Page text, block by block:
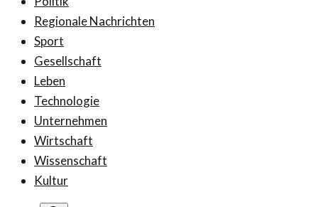
Regionale Nachrichten
Sport
Gesellschaft
Leben
Technologie
Unternehmen
Wirtschaft
Wissenschaft
Kultur